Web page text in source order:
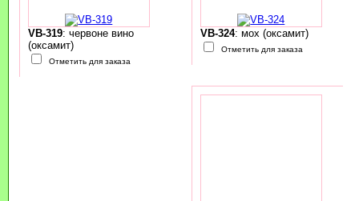
VB-319: червоне вино
(оксамит)
Отметить для заказа
VB-324: мох (оксамит)
Отметить для заказа